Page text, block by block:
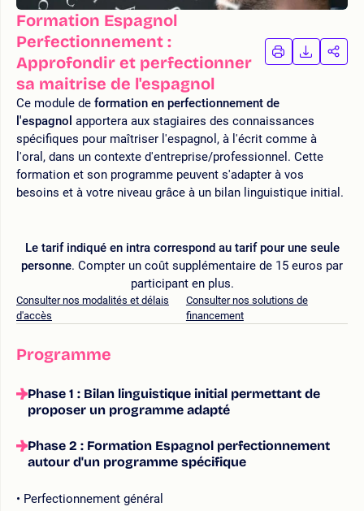
Formation Espagnol
Perfectionnement :
Approfondir et perfectionner
sa maitrise de l'espagnol
IMPRIMER
LA
LA
Ce module de formation en perfectionnement de
l'espagnol apportera aux stagiaires des connaissances
spécifiques pour maîtriser l'espagnol, à l'écrit comme à
l'oral, dans un contexte d'entreprise/professionnel. Cette
formation et son programme peuvent s'adapter à vos
besoins et à votre niveau grâce à un bilan linguistique initial.
Le tarif indiqué en intra correspond au tarif pour une seule
personne. Compter un coût supplémentaire de 15 euros par
participant en plus.
Consulter nos modalités et délais
d'accès
Consulter nos solutions de
financement
Programme
Phase 1 : Bilan linguistique initial permettant de
proposer un programme adapté
Phase 2 : Formation Espagnol perfectionnement
autour d'un programme spécifique
Perfectionnement général